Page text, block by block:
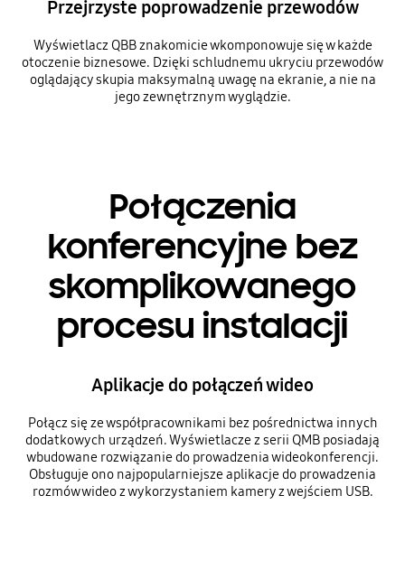
Przejrzyste poprowadzenie przewodów
Wyświetlacz QBB znakomicie wkomponowuje się w każde
otoczenie biznesowe. Dzięki schludnemu ukryciu przewodów
oglądający skupia maksymalną uwagę na ekranie, a nie na
jego zewnętrznym wyglądzie.
Połączenia
konferencyjne bez
skomplikowanego
procesu instalacji
Aplikacje do połączeń wideo
Połącz się ze współpracownikami bez pośrednictwa innych
dodatkowych urządzeń. Wyświetlacze z serii QMB posiadają
wbudowane rozwiązanie do prowadzenia wideokonferencji.
Obsługuje ono najpopularniejsze aplikacje do prowadzenia
rozmów wideo z wykorzystaniem kamery z wejściem USB.